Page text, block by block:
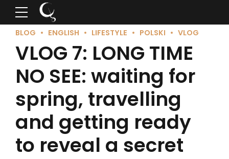
BLOG ENGLISH LIFESTYLE POLSKI VLOG
VLOG 7: LONG TIME
NO SEE: waiting for
spring, travelling
and getting ready
to reveal a secret